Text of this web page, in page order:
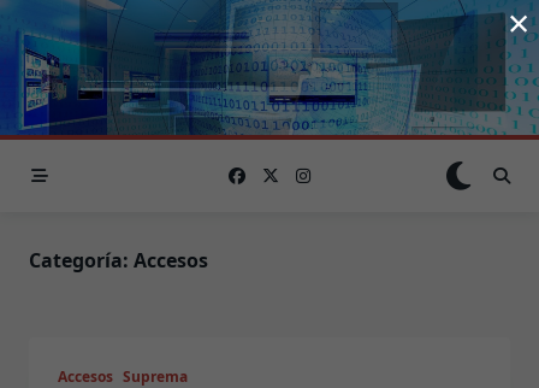
Saltar
al
contenido
Categoría: Accesos
Accesos Suprema
×